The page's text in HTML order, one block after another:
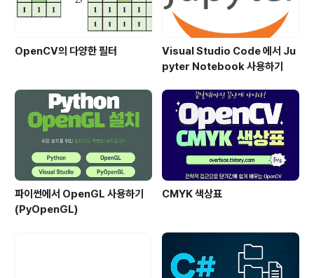
OpenCV의 다양한 필터
Visual Studio Code 에서 Ju
pyter Notebook 사용하기
파이썬에서 OpenGL 사용하기
(PyOpenGL)
CMYK 색상표